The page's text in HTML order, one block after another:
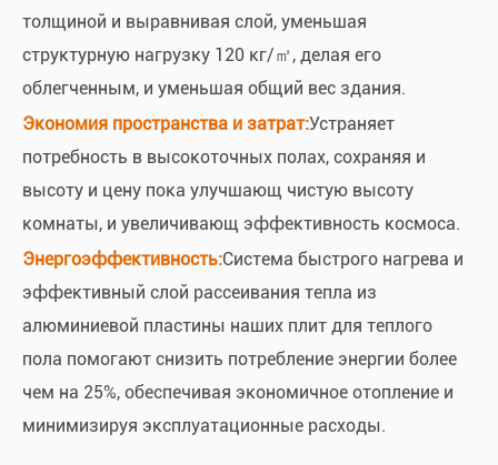
толщиной и выравнивая слой, уменьшая
структурную нагрузку 120 кг/㎡, делая его
облегченным, и уменьшая общий вес здания.
Экономия пространства и затрат:Устраняет
потребность в высокоточных полах, сохраняя и
высоту и цену пока улучшающ чистую высоту
комнаты, и увеличивающ эффективность космоса.
Энергоэффективность:Система быстрого нагрева и
эффективный слой рассеивания тепла из
алюминиевой пластины наших плит для теплого
пола помогают снизить потребление энергии более
чем на 25%, обеспечивая экономичное отопление и
минимизируя эксплуатационные расходы.